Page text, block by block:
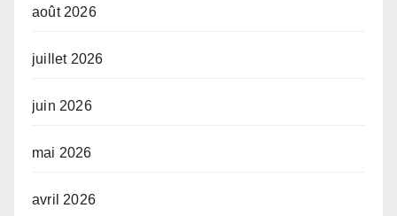
août 2026
juillet 2026
juin 2026
mai 2026
avril 2026